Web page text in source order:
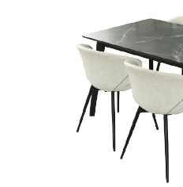
デスクBKチェアBK/5ds03003728
デスクBKチェアRE/5ds03003729
ラバーウッド無垢